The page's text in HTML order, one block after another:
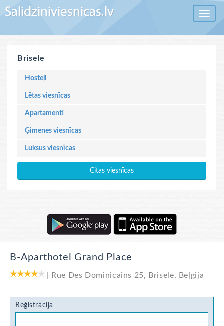
Toggle
Brisele
Hosteļi
Lētas viesnīcas
Apartamenti
Ģimenes viesnīcas
Luksus viesnīcas
Citas viesnīcas
B-Aparthotel Grand Place
Rue Des Dominicains 25, Brisele, Beļģija
Reģistrācija